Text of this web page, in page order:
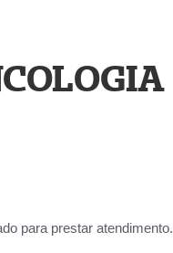
para prestar atendimento.